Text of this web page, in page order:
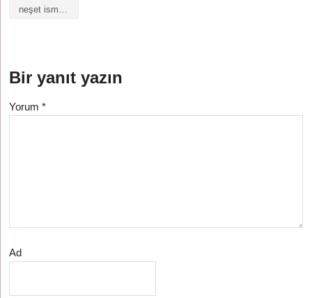
Bir yanıt yazın
Yorum*
Ad